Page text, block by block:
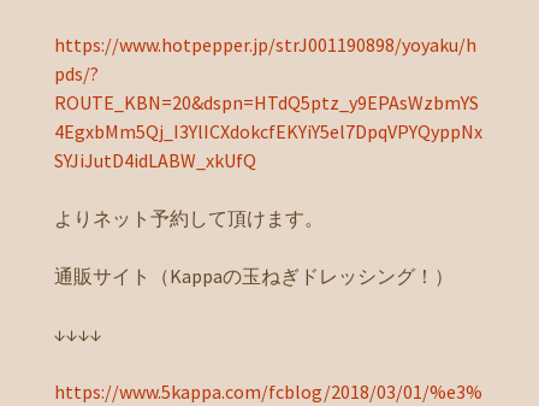
https://www.hotpepper.jp/strJ001190898/yoyaku/h
pds/?
ROUTE_KBN=20&dspn=HTdQ5ptz_y9EPAsWzbmYS
4EgxbMm5Qj_I3YlICXdokcfEKYiY5el7DpqVPYQyppNx
SYJiJutD4idLABW_xkUfQ
よりネット予約して頂けます。
通販サイト（Kappaの玉ねぎドレッシング！）
↓↓↓↓
https://www.5kappa.com/fcblog/2018/03/01/%e3%